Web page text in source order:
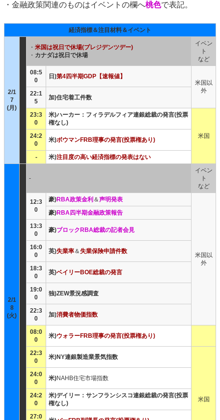
・金融政策関連のものはイベントの欄へ桃色で表記。
経済指標＆注目材料＆イベント
2/1
7
(月)
・ 米国は祝日で休場(プレジデンツデー)
・ カナダは祝日で休場
イベン
ト
など
08:5
0
日)第4四半期GDP【速報値】
米国以
外
22:1
5
加)住宅着工件数
23:3
0
米)ハーカー：フィラデルフィア連銀総裁の発言(投票
権なし)
米国
24:2
0
米)ボウマンFRB理事の発言(投票権あり)
- 米)注目度の高い経済指標の発表はない
2/1
8
(火)
-
イベン
ト
など
12:3
0
豪)RBA政策金利 ＆声明発表
米国以
外
豪)RBA四半期金融政策報告
13:3
0
豪)ブロックRBA総裁の記者会見
16:0
0
英)失業率＆失業保険申請件数
18:3
0
英)ベイリーBOE総裁の発言
19:0
0
独)ZEW景況感調査
22:3
0
加)消費者物価指数
08:0
0
米)ウォラーFRB理事の発言(投票権あり)
22:3
0
米)NY連銀製造業景気指数
米国
24:0
0
米)NAHB住宅市場指数
24:2
0
米)デイリー：サンフランシスコ連銀総裁の発言(投票
権なし)
27:0